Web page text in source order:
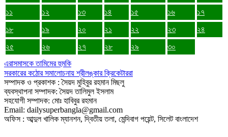
১১
১২ ১৩ ১৪ ১৫ ১৬
১৭
১৮
১৯ ২০ ২১ ২২ ২৩
২৪
২৫
২৬ ২৭ ২৮ ২৯
৩০
এরাসমাসকে তামিমের হুমকি
সরকারের কঠোর সমালোচনায় শ্রীলঙ্কার ক্রিকেটাররা
সম্পাদক ও প্রকাশক : সৈয়দ মুহিবুর রহমান মিছলু
ব্যবস্থাপনা সম্পাদক: সৈয়দ তালিমুল ইসলাম
সহযোগী সম্পাদক: মোঃ হাবিবুর রহমান
Email: dailysuperbangla@gmail.com
অফিস : আব্দুল খালিক ম্যানশন, দ্বিতীয় তলা, মেন্দিবাগ পয়েন্ট, সিলেট বাংলাদেশ